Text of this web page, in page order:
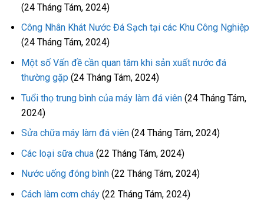
(24 Tháng Tám, 2024)
Công Nhân Khát Nước Đá Sạch tại các Khu Công Nghiệp
(24 Tháng Tám, 2024)
Một số Vấn đề cần quan tâm khi sản xuất nước đá
thường gặp (24 Tháng Tám, 2024)
Tuổi thọ trung bình của máy làm đá viên (24 Tháng Tám,
2024)
Sửa chữa máy làm đá viên (24 Tháng Tám, 2024)
Các loại sữa chua (22 Tháng Tám, 2024)
Nước uống đóng bình (22 Tháng Tám, 2024)
Cách làm cơm cháy (22 Tháng Tám, 2024)